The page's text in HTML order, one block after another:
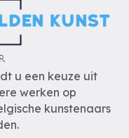
u een keuze uit
werken op
kunstenaars